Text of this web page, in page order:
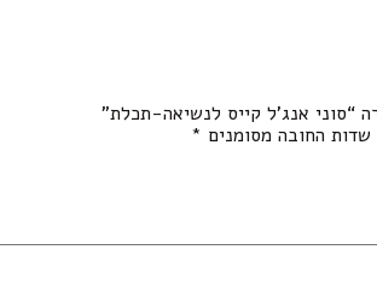
“סוני אנג’ל קייס לנשיאה-תכלת”
שדות החובה מסומנים *